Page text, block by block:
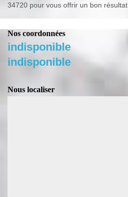
34720 pour vous offrir un bon résultat.
Nos coordonnées
indisponible
indisponible
Nous localiser